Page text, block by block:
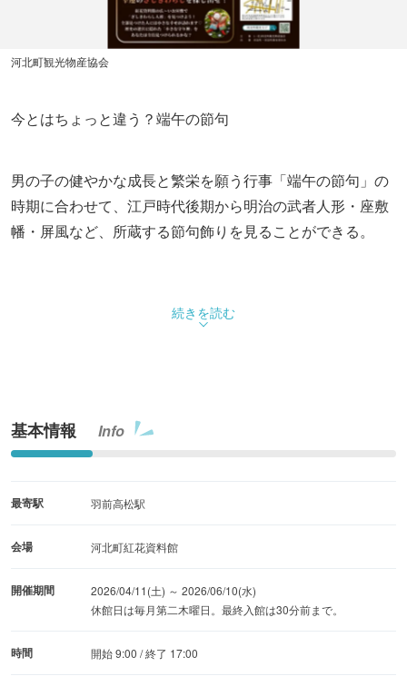
河北町観光物産協会
今とはちょっと違う？端午の節句
男の子の健やかな成長と繁栄を願う行事「端午の節句」の
時期に合わせて、江戸時代後期から明治の武者人形・座敷
幡・屏風など、所蔵する節句飾りを見ることができる。
続きを読む
基本情報 Info
最寄駅 羽前高松駅
会場 河北町紅花資料館
開催期間
2026/04/11(土) ～ 2026/06/10(水)
休館日は毎月第二木曜日。最終入館は30分前まで。
時間 開始 9:00 / 終了 17:00